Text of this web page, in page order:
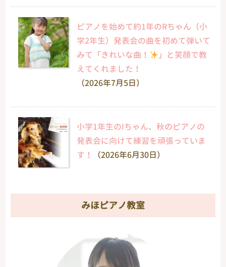
ピアノを始めて約1年のRちゃん（小
学2年生）発表会の曲を初めて弾いて
みて「きれいな曲！
」と笑顔で教
えてくれました！
（2026年7月5日）
小学1年生のIちゃん、秋のピアノの
発表会に向けて練習を頑張っていま
す！
（2026年6月30日）
みほピアノ教室